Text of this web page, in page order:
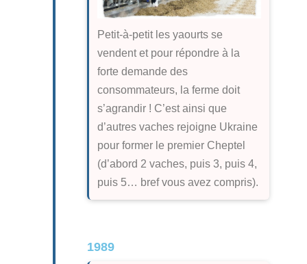
Petit-à-petit les yaourts se
vendent et pour répondre à la
forte demande des
consommateurs, la ferme doit
s’agrandir ! C’est ainsi que
d’autres vaches rejoigne Ukraine
pour former le premier Cheptel
(d’abord 2 vaches, puis 3, puis 4,
puis 5… bref vous avez compris).
1989